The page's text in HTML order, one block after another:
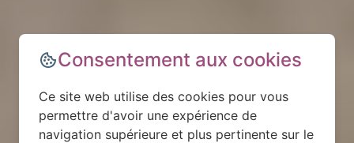
Consentement aux cookies
Ce site web utilise des cookies pour vous
permettre d'avoir une expérience de
navigation supérieure et plus pertinente sur le